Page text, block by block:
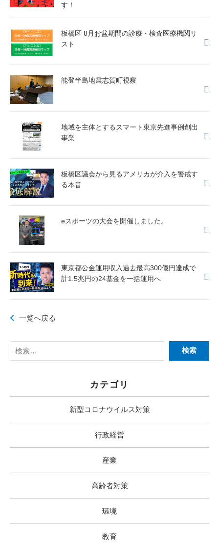
す！
板橋区 8月お盆期間の診療・検査医療機関リ
スト
能登半島地震志賀町視察
地域を主体とするスマート東京先進事例創出
事業
板橋区議会から見るアメリカが介入を警戒す
る本音
eスポーツの大会を開催しました。
東京都公金運用収入過去最高300億円達成で
計1.5兆円の24基金を一括運用へ
一覧へ戻る
カテゴリ
新型コロナウイルス対策
行政経営
産業
高齢者対策
環境
教育